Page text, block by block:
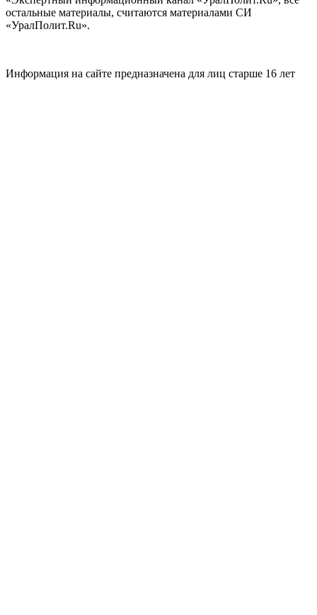
остальные материалы, считаются материалами СИ
«УралПолит.Ru».
Информация на сайте предназначена для лиц старше 16 лет